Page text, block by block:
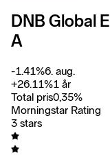
DNB Global
A
-1.41%6. aug.
+26.11%1 år
Total pris0,35%
Morningstar Rating
3 stars